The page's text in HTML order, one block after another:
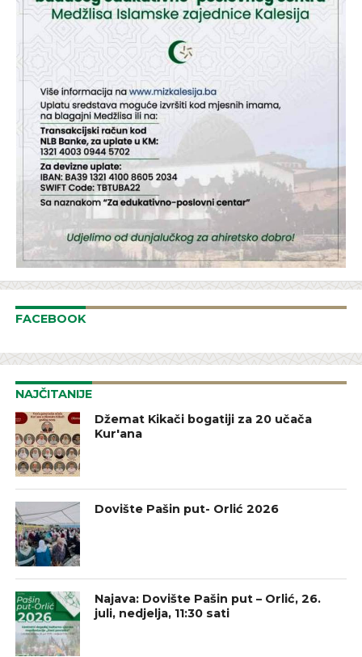
FACEBOOK
NAJČITANIJE
Džemat Kikači bogatiji za 20 učača
Kur'ana
Dovište Pašin put- Orlić 2026
Najava: Dovište Pašin put – Orlić, 26.
juli, nedjelja, 11:30 sati